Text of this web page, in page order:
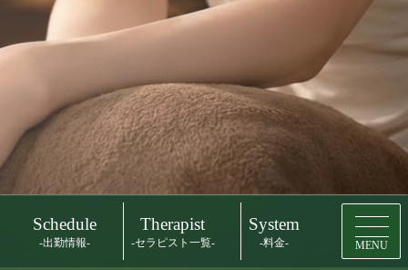
Schedule
-出勤情報-
Therapist
-セラピスト一覧-
System
-料金- MENU